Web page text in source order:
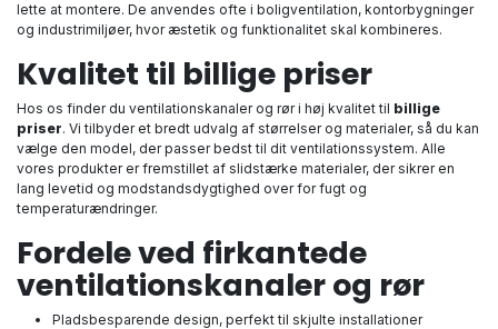
lette at montere. De anvendes ofte i boligventilation, kontorbygninger
og industrimiljøer, hvor æstetik og funktionalitet skal kombineres.
Kvalitet til billige priser
Hos os finder du ventilationskanaler og rør i høj kvalitet til billige
priser. Vi tilbyder et bredt udvalg af størrelser og materialer, så du kan
vælge den model, der passer bedst til dit ventilationssystem. Alle
vores produkter er fremstillet af slidstærke materialer, der sikrer en
lang levetid og modstandsdygtighed over for fugt og
temperaturændringer.
Fordele ved firkantede
ventilationskanaler og rør
Pladsbesparende design, perfekt til skjulte installationer